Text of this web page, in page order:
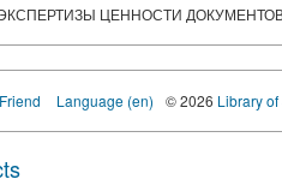
ЦЕННОСТИ
Language (en) © 2026 Library